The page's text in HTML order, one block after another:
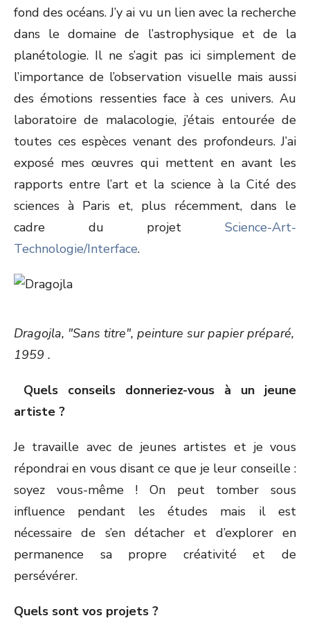
fond des océans. J’y ai vu un lien avec la recherche
dans le domaine de l’astrophysique et de la
planétologie. Il ne s’agit pas ici simplement de
l’importance de l’observation visuelle mais aussi
des émotions ressenties face à ces univers. Au
laboratoire de malacologie, j’étais entourée de
toutes ces espèces venant des profondeurs. J’ai
exposé mes œuvres qui mettent en avant les
rapports entre l’art et la science à la Cité des
sciences à Paris et, plus récemment, dans le
cadre du projet Science-Art-
Technologie/Interface.
Dragojla, "Sans titre", peinture sur papier préparé,
1959 .
Quels conseils donneriez-vous à un jeune
artiste ?
Je travaille avec de jeunes artistes et je vous
répondrai en vous disant ce que je leur conseille :
soyez vous-même ! On peut tomber sous
influence pendant les études mais il est
nécessaire de s’en détacher et d’explorer en
permanence sa propre créativité et de
persévérer.
Quels sont vos projets ?